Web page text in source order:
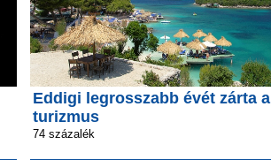
Eddigi legrosszabb évét zárta a
turizmus
74 százalék